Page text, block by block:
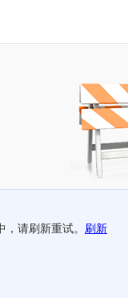
，请刷新重试。 刷新